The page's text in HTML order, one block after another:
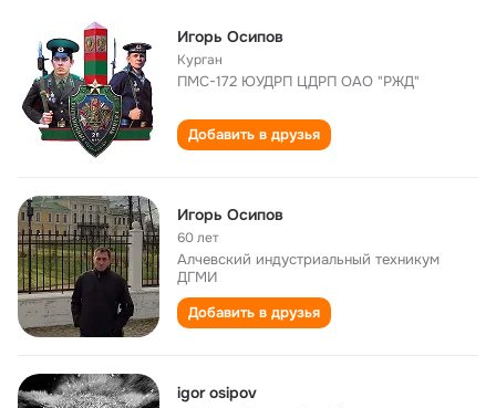
Игорь Осипов
Курган
ПМС-172 ЮУДРП ЦДРП ОАО "РЖД"
Добавить в друзья
Игорь Осипов
60 лет
Алчевский индустриальный техникум
ДГМИ
Добавить в друзья
igor osipov